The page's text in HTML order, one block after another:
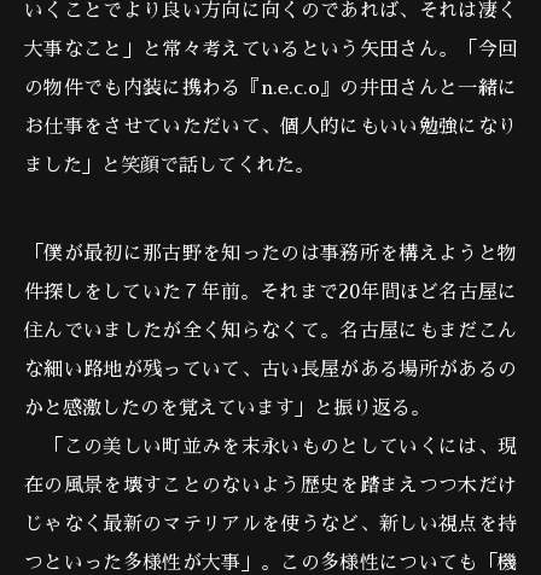
いくことでより良い方向に向くのであれば、それは凄く
大事なこと」と常々考えているという矢田さん。「今回
の物件でも内装に携わる『n.e.c.o』の井田さんと一緒に
お仕事をさせていただいて、個人的にもいい勉強になり
ました」と笑顔で話してくれた。
「僕が最初に那古野を知ったのは事務所を構えようと物
件探しをしていた７年前。それまで20年間ほど名古屋に
住んでいましたが全く知らなくて。名古屋にもまだこん
な細い路地が残っていて、古い長屋がある場所があるの
かと感激したのを覚えています」と振り返る。
「この美しい町並みを末永いものとしていくには、現
在の風景を壊すことのないよう歴史を踏まえつつ木だけ
じゃなく最新のマテリアルを使うなど、新しい視点を持
つといった多様性が大事」。この多様性についても「機